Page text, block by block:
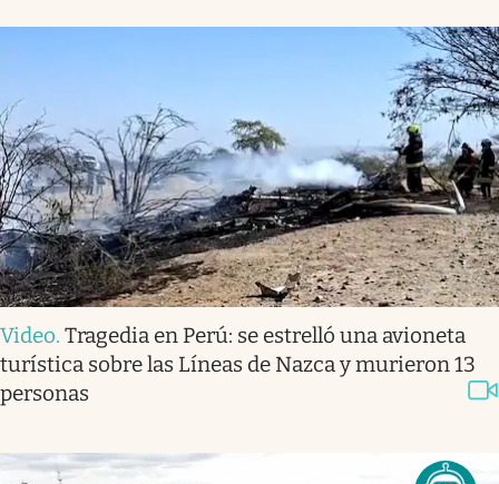
Video. Tragedia en Perú: se estrelló una avioneta
turística sobre las Líneas de Nazca y murieron 13
personas